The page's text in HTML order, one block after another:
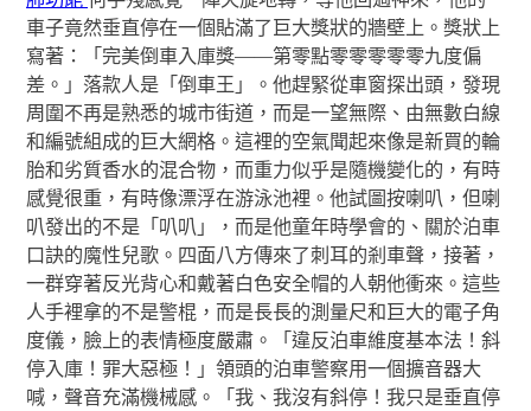
車子竟然垂直停在一個貼滿了巨大獎狀的牆壁上。獎狀上
寫著：「完美倒車入庫獎——第零點零零零零零九度偏
差。」落款人是「倒車王」。他趕緊從車窗探出頭，發現
周圍不再是熟悉的城市街道，而是一望無際、由無數白線
和編號組成的巨大網格。這裡的空氣聞起來像是新買的輪
胎和劣質香水的混合物，而重力似乎是隨機變化的，有時
感覺很重，有時像漂浮在游泳池裡。他試圖按喇叭，但喇
叭發出的不是「叭叭」，而是他童年時學會的、關於泊車
口訣的魔性兒歌。四面八方傳來了刺耳的剎車聲，接著，
一群穿著反光背心和戴著白色安全帽的人朝他衝來。這些
人手裡拿的不是警棍，而是長長的測量尺和巨大的電子角
度儀，臉上的表情極度嚴肅。「違反泊車維度基本法！斜
停入庫！罪大惡極！」領頭的泊車警察用一個擴音器大
喊，聲音充滿機械感。「我、我沒有斜停！我只是垂直停